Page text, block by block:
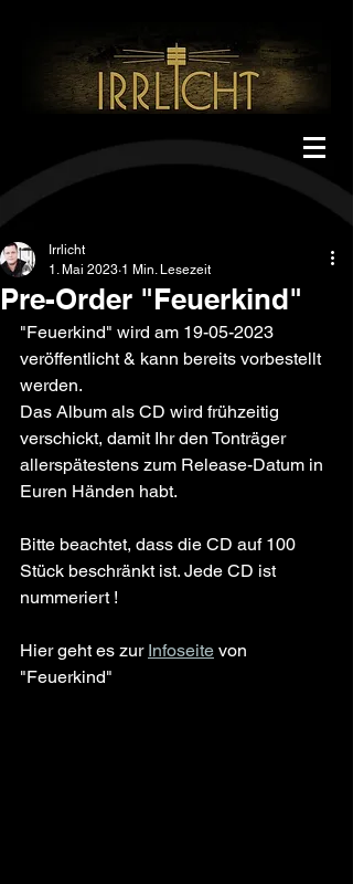
Pre-Order "Feuerkind"
Irrlicht
1. Mai 2023 1 Min. Lesezeit
"Feuerkind" wird am 19-05-2023
veröffentlicht & kann bereits vorbestellt
werden.
Das Album als CD wird frühzeitig
verschickt, damit Ihr den Tonträger
allerspätestens zum Release-Datum in
Euren Händen habt.
Bitte beachtet, dass die CD auf 100
Stück beschränkt ist. Jede CD ist
nummeriert !
Hier geht es zur Infoseite von
"Feuerkind"